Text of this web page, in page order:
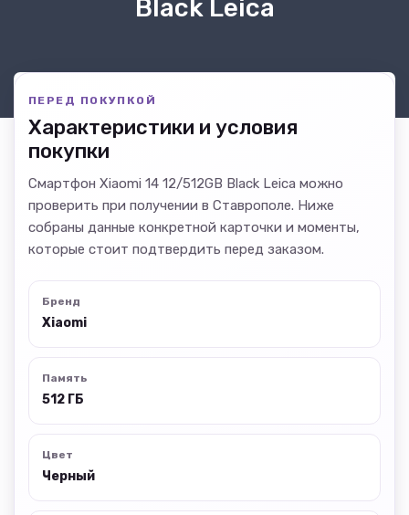
Black Leica
ПЕРЕД ПОКУПКОЙ
Характеристики и условия
покупки
Смартфон Xiaomi 14 12/512GB Black Leica можно
проверить при получении в Ставрополе. Ниже
собраны данные конкретной карточки и моменты,
которые стоит подтвердить перед заказом.
Бренд
Xiaomi
Память
512 ГБ
Цвет
Черный